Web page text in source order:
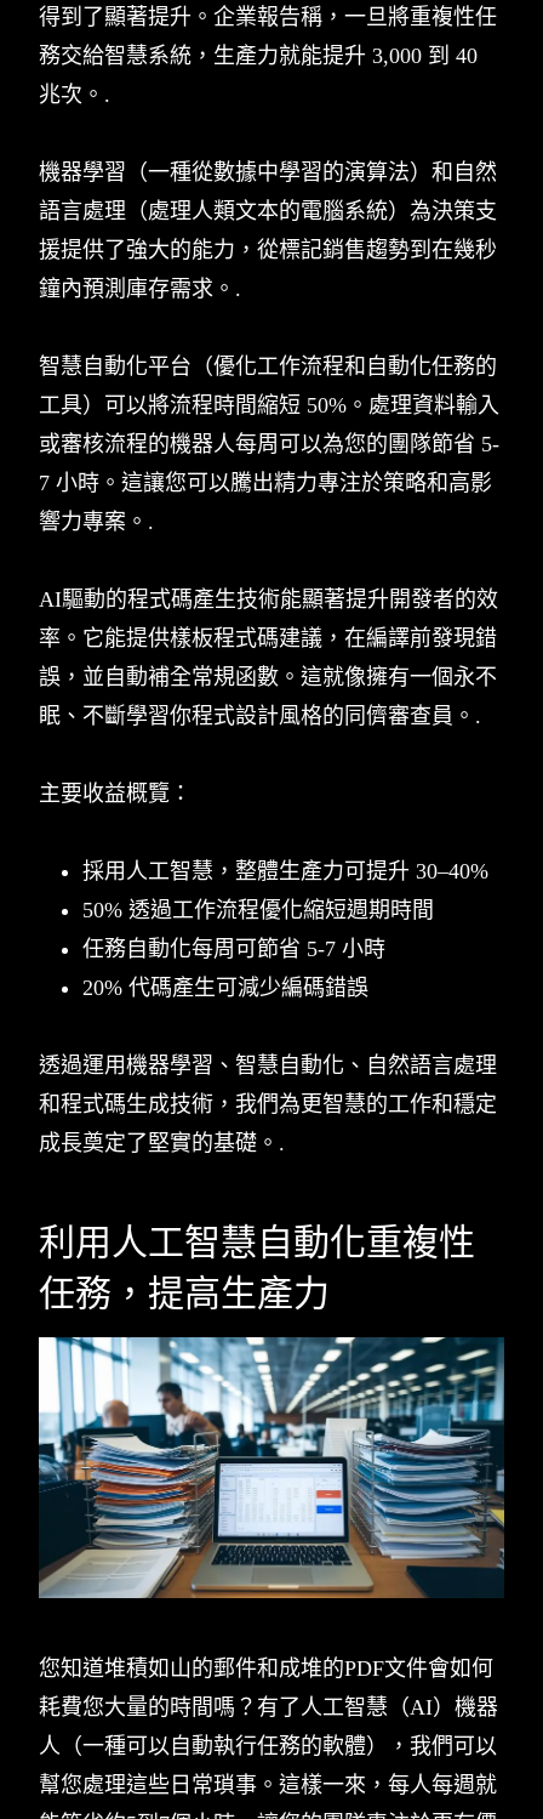
得到了顯著提升。企業報告稱，一旦將重複性任
務交給智慧系統，生產力就能提升 3,000 到 40
兆次。.
機器學習（一種從數據中學習的演算法）和自然
語言處理（處理人類文本的電腦系統）為決策支
援提供了強大的能力，從標記銷售趨勢到在幾秒
鐘內預測庫存需求。.
智慧自動化平台（優化工作流程和自動化任務的
工具）可以將流程時間縮短 50%。處理資料輸入
或審核流程的機器人每周可以為您的團隊節省 5-
7 小時。這讓您可以騰出精力專注於策略和高影
響力專案。.
AI驅動的程式碼產生技術能顯著提升開發者的效
率。它能提供樣板程式碼建議，在編譯前發現錯
誤，並自動補全常規函數。這就像擁有一個永不
眠、不斷學習你程式設計風格的同儕審查員。.
主要收益概覽：
採用人工智慧，整體生產力可提升 30–40%
50% 透過工作流程優化縮短週期時間
任務自動化每周可節省 5-7 小時
20% 代碼產生可減少編碼錯誤
透過運用機器學習、智慧自動化、自然語言處理
和程式碼生成技術，我們為更智慧的工作和穩定
成長奠定了堅實的基礎。.
利用人工智慧自動化重複性
任務，提高生產力
您知道堆積如山的郵件和成堆的PDF文件會如何
耗費您大量的時間嗎？有了人工智慧（AI）機器
人（一種可以自動執行任務的軟體），我們可以
幫您處理這些日常瑣事。這樣一來，每人每週就